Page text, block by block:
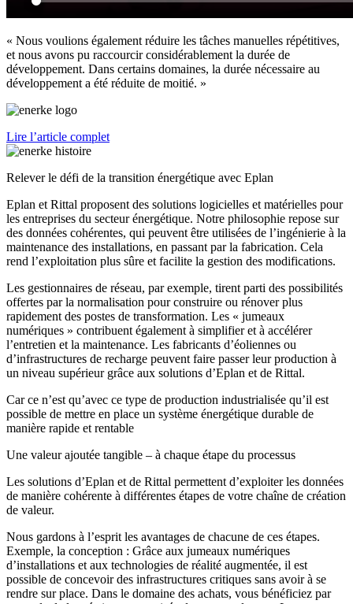
« Nous voulions également réduire les tâches manuelles répétitives,
et nous avons pu raccourcir considérablement la durée de
développement. Dans certains domaines, la durée nécessaire au
développement a été réduite de moitié. »
Lire l’article complet
Relever le défi de la transition énergétique avec Eplan
Eplan et Rittal proposent des solutions logicielles et matérielles pour
les entreprises du secteur énergétique. Notre philosophie repose sur
des données cohérentes, qui peuvent être utilisées de l’ingénierie à la
maintenance des installations, en passant par la fabrication. Cela
rend l’exploitation plus sûre et facilite la gestion des modifications.
Les gestionnaires de réseau, par exemple, tirent parti des possibilités
offertes par la normalisation pour construire ou rénover plus
rapidement des postes de transformation. Les « jumeaux
numériques » contribuent également à simplifier et à accélérer
l’entretien et la maintenance. Les fabricants d’éoliennes ou
d’infrastructures de recharge peuvent faire passer leur production à
un niveau supérieur grâce aux solutions d’Eplan et de Rittal.
Car ce n’est qu’avec ce type de production industrialisée qu’il est
possible de mettre en place un système énergétique durable de
manière rapide et rentable
Une valeur ajoutée tangible – à chaque étape du processus
Les solutions d’Eplan et de Rittal permettent d’exploiter les données
de manière cohérente à différentes étapes de votre chaîne de création
de valeur.
Nous gardons à l’esprit les avantages de chacune de ces étapes.
Exemple, la conception : Grâce aux jumeaux numériques
d’installations et aux technologies de réalité augmentée, il est
possible de concevoir des infrastructures critiques sans avoir à se
rendre sur place. Dans le domaine des achats, vous bénéficiez par